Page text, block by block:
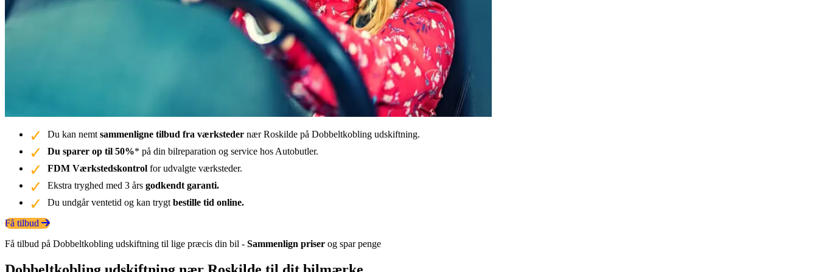
Du kan nemt sammenligne tilbud fra værksteder nær Roskilde på Dobbeltkobling udskiftning.
Du sparer op til 50%* på din bilreparation og service hos Autobutler.
FDM Værkstedskontrol for udvalgte værksteder.
Ekstra tryghed med 3 års godkendt garanti.
Du undgår ventetid og kan trygt bestille tid online.
Få tilbud
Få tilbud på Dobbeltkobling udskiftning til lige præcis din bil - Sammenlign priser og spar penge